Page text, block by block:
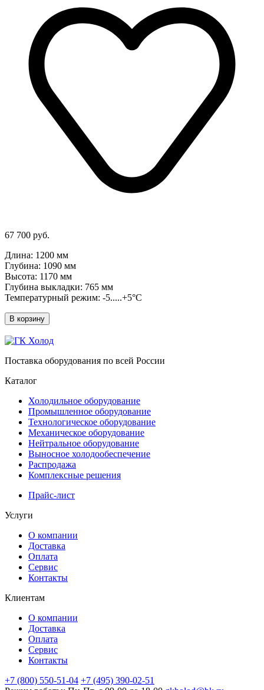
67 700 руб.
Длина: 1200 мм
Глубина: 1090 мм
Высота: 1170 мм
Глубина выкладки: 765 мм
Температурный режим: -5.....+5°C
В корзину
Поставка оборудования по всей России
Каталог
Холодильное оборудование
Промышленное оборудование
Технологическое оборудование
Механическое оборудование
Нейтральное оборудование
Выносное холодообеспечение
Распродажа
Комплексные решения
Прайс-лист
Услуги
О компании
Доставка
Оплата
Сервис
Контакты
Клиентам
О компании
Доставка
Оплата
Сервис
Контакты
+7 (800) 550-51-04 +7 (495) 390-02-51